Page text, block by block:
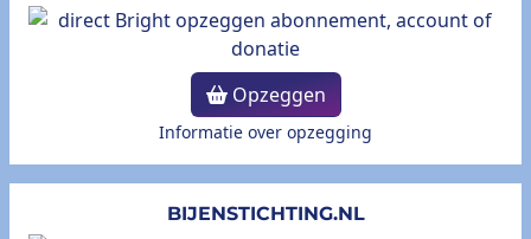
Opzeggen
Informatie over opzegging
BIJENSTICHTING.NL